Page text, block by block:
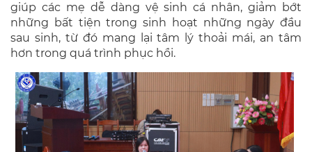
giúp các mẹ dễ dàng vệ sinh cá nhân, giảm bớt
những bất tiện trong sinh hoạt những ngày đầu
sau sinh, từ đó mang lại tâm lý thoải mái, an tâm
hơn trong quá trình phục hồi.